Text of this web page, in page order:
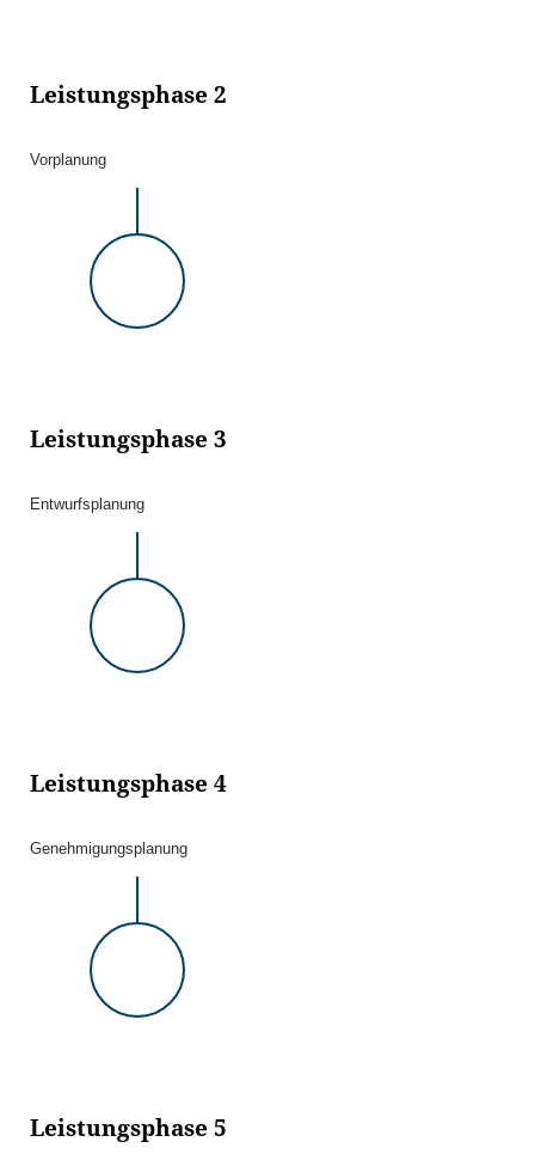
Leistungsphase 2
Vorplanung
Leistungsphase 3
Entwurfsplanung
Leistungsphase 4
Genehmigungsplanung
Leistungsphase 5